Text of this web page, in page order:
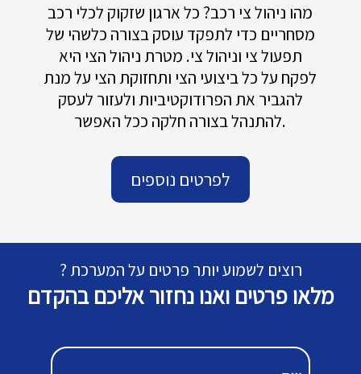
מהו ניהול צי רכב? כל ארגון שזקוק לכלי רכב
מסחריים כדי לתפקד עוסק בצורה כלשהי של
תפעול צי וניהול צי. מטרת ניהול הצי היא
לפקח על כל ביצועי הצי ותחזוקת הצי על מנת
להגביר את הפרודוקטיביות ולעזור לעסק
להתנהל בצורה חלקה ככל האפשר.
לפרטים נוספים
רוצים לשמוע יותר פרטים על המערכת ?
מלאו פרטים ואנו נחזור אליכם בהקדם